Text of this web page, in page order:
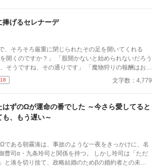
捧げるセレナーデ
、そろそろ厳重に閉じられたその足を開いてくれる
開くのですか？」 「股開かないと始められないだろう
そうですね、その通りです」 「魔物狩りの報酬はお前
だろう？」 「…………」 ■俺様最強旅人×健気美人♂神
文字数：4,779
はずのΩが運命の番でした ～今さら愛してると
も、もう遅い～
α・九条玲司と関係を持つ。 しかし玲司は「ただ
と湊を切り捨て、政略結婚のためβの婚約者との未来